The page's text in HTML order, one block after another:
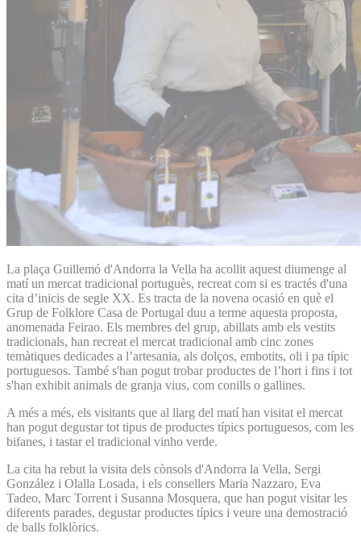
La plaça Guillemó d'Andorra la Vella ha acollit aquest diumenge al
matí un mercat tradicional portuguès, recreat com si es tractés d'una
cita d’inicis de segle XX. Es tracta de la novena ocasió en què el
Grup de Folklore Casa de Portugal duu a terme aquesta proposta,
anomenada Feirao. Els membres del grup, abillats amb els vestits
tradicionals, han recreat el mercat tradicional amb cinc zones
temàtiques dedicades a l’artesania, als dolços, embotits, oli i pa típic
portuguesos. També s'han pogut trobar productes de l’hort i fins i tot
s'han exhibit animals de granja vius, com conills o gallines.
A més a més, els visitants que al llarg del matí han visitat el mercat
han pogut degustar tot tipus de productes típics portuguesos, com les
bifanes, i tastar el tradicional vinho verde.
La cita ha rebut la visita dels cònsols d'Andorra la Vella, Sergi
González i Olalla Losada, i els consellers Maria Nazzaro, Eva
Tadeo, Marc Torrent i Susanna Mosquera, que han pogut visitar les
diferents parades, degustar productes típics i veure una demostració
de balls folklòrics.